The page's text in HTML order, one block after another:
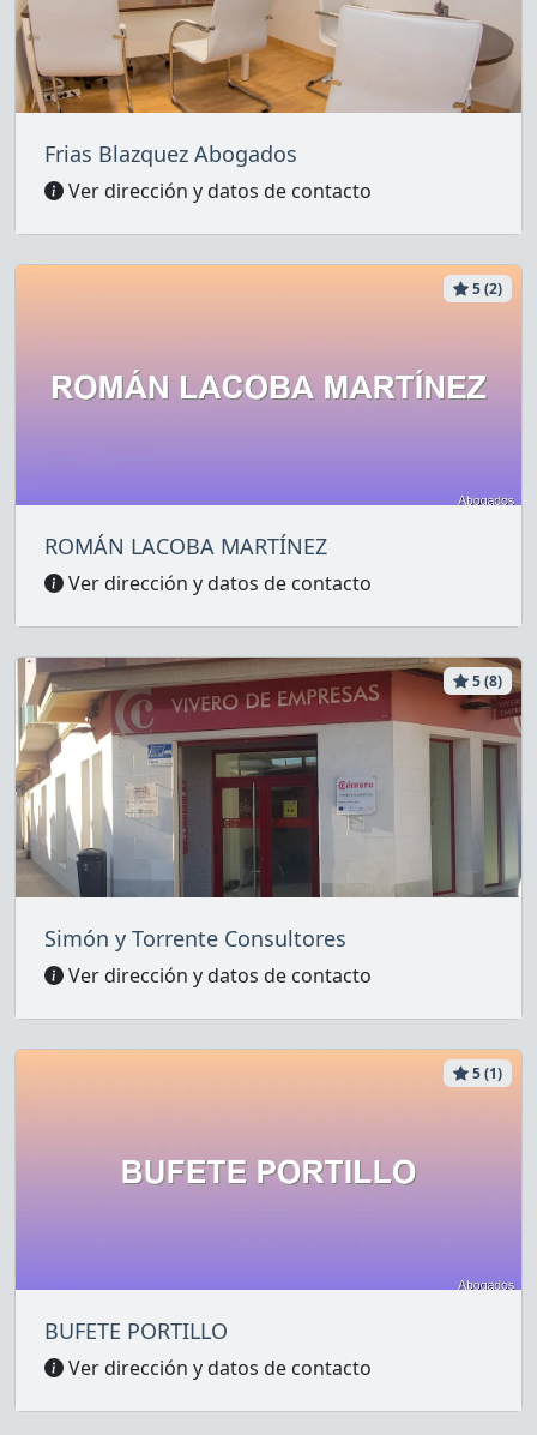
Frias Blazquez Abogados
Ver dirección y datos de contacto
5 (2)
ROMÁN LACOBA MARTÍNEZ
Ver dirección y datos de contacto
5 (8)
Simón y Torrente Consultores
Ver dirección y datos de contacto
5 (1)
BUFETE PORTILLO
Ver dirección y datos de contacto